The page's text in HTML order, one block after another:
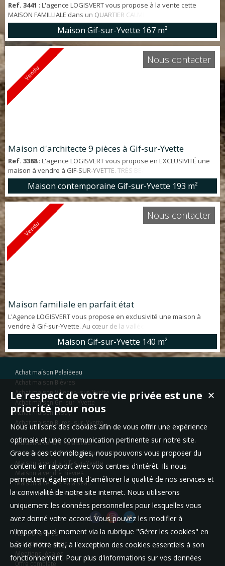
Ref. 3441 : L'agence LOGISVERT vous propose à la vente cette
MAISON FAMILLIALE dans un QUARTIER CALME à Gif-sur-Yvette.
Maison 8 pièces de 167 m². Avec GARAGE 2 VOITURES.
*Emplacement - Quartier Damiette - A 10' à pieds des écoles - A 20' à
pieds du RER - A 16' des commerces *Points forts - Jardin de 647 m² -
4 chambres - Maison de 1980 - Bon état général - Garage 2 voitures
- Lumineux *Caractéri...
Maison Gif-sur-Yvette 167 m²
Vendu
Maison d'architecte 9 pièces à Gif-sur-Yvette
Ref. 3388: L'agence LOGISVERT vous propose en EXCLUSIVITÉ une
maison à vendre à GIF-SUR-YVETTE. TRÈS BEAUX VOLUMES pour
cette maison D'ARCHITECTE, 9 pièces de 193 m² offrant: entrée,
GRAND SÉJOUR CATHÉDRALE LUMINEUX ouvrant sur TERRASSE et
JARDIN, cuisine aménagée, PATIO VÉGÉTALISÉ, 4 chambres dont une
SUITE PARENTALE, 2 bureaux, mezzanine, 2 salles de bains, salle
d'eau, 3 WC. SOUS-SOL compr...
Maison contemporaine Gif-sur-Yvette 193 m²
Nous contacter
Vendu
Maison familiale en parfait état
L'Agence LOGISVERT vous propose en exclusivité une maison à
vendre à Gif-sur-Yvette. Au cœur de la vallée, dans un secteur
recherché pour son calme, maison familiale d'env. 140 m² (240 m²
utiles), avec jardin en excellent état. * Emplacement - A moins de 10'
à pied des écoles élémentaires, du lycée de la Vallée de Chevreuse
Maison Gif-sur-Yvette 140 m²
Nous contacter
Achat maison Palaiseau
Achat maison Bièvres
Achat maison Villebon-sur-Yvette
Achat maison Gif-sur-Yvette
Achat maison Orsay
Achat maison Bures-sur-Yvette
Maison à vendre Palaiseau
Maison à vendre Villebon-sur-Yvette
Maison à vendre Gif-sur-Yvette
Maison à vendre Bièvres
Maison à vendre Palaiseau
Maison à vendre Palaiseau
Nos Honoraires
Qui sommes-nous
Mentions légales
Offre complète
✕
Le respect de votre vie privée est une
priorité pour nous
Nous utilisons des cookies afin de vous offrir une expérience
optimale et une communication pertinente sur notre site.
Grace à ces technologies, nous pouvons vous proposer du
contenu en rapport avec vos centres d'intérêt. Ils nous
permettent également d'améliorer la qualité de nos services et
la convivialité de notre site internet. Nous utiliserons
uniquement les données personnelles pour lesquelles vous
avez donné votre accord. Vous pouvez les modifier à
n'importe quel moment via la rubrique "Gérer les cookies" en
bas de notre site, à l'exception des cookies essentiels à son
fonctionnement. Pour plus d'informations sur vos données